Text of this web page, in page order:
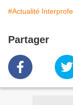
#Actualité
Partager